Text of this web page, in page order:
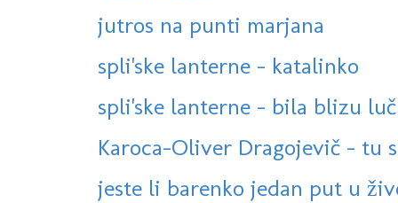
jutros na punti marjana
spli'ske lanterne - katalinko
spli'ske lanterne - bila blizu
Karoca-Oliver Dragojevič - tu
jeste li barenko jedan put u